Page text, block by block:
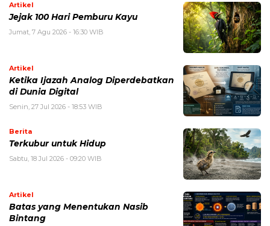
Artikel
Jejak 100 Hari Pemburu Kayu
Jumat, 7 Agu 2026 - 16:30 WIB
Artikel
Ketika Ijazah Analog Diperdebatkan
di Dunia Digital
Senin, 27 Jul 2026 - 18:53 WIB
Berita
Terkubur untuk Hidup
Sabtu, 18 Jul 2026 - 09:20 WIB
Artikel
Batas yang Menentukan Nasib
Bintang